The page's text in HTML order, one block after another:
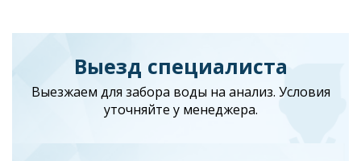
Выезд специалиста
Выезжаем для забора воды на анализ. Условия
уточняйте у менеджера.